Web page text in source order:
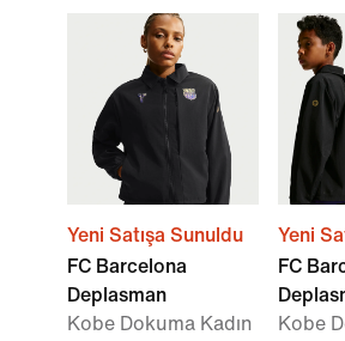
Yeni Satışa Sunuldu
FC Barcelona
Deplasman
Kobe Dokuma Kadın
Yeni
FC
Kobe